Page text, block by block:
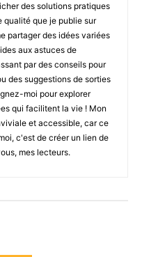
des solutions pratiques
qualité que je publie sur
partager des idées variées
aux astuces de
par des conseils pour
des suggestions de sorties
moi pour explorer
qui facilitent la vie ! Mon
et accessible, car ce
c'est de créer un lien de
mes lecteurs.